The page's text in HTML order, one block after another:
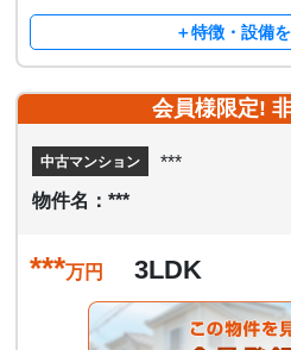
＋特徴・設備
会員様限定!
中古マンション
***
物件名：***
***万円 3LDK